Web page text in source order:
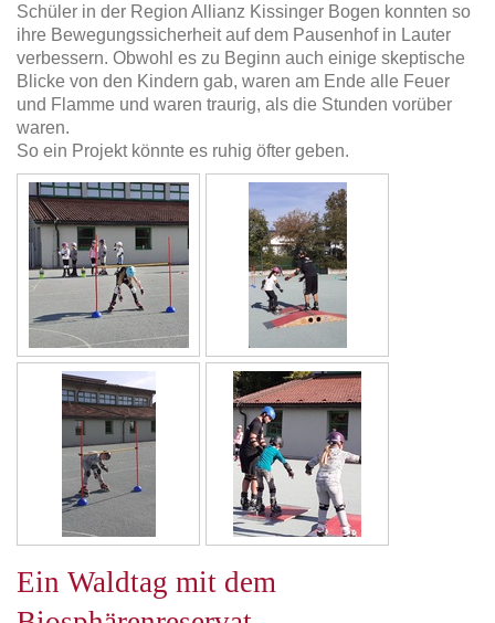
Schüler in der Region Allianz Kissinger Bogen konnten so
ihre Bewegungssicherheit auf dem Pausenhof in Lauter
verbessern. Obwohl es zu Beginn auch einige skeptische
Blicke von den Kindern gab, waren am Ende alle Feuer
und Flamme und waren traurig, als die Stunden vorüber
waren.
So ein Projekt könnte es ruhig öfter geben.
Ein Waldtag mit dem